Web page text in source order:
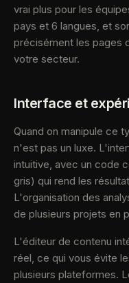
vrai plus pour les
pays et 6 langues, et
précisément les pages
votre secteur.
Interface et
Quand on manipule ce
n'est pas un luxe.
intuitive, avec un code
gris) qui rend les
L'organisation des
de plusieurs projets en
L'éditeur de contenu
réel, ce qui vous évite
plusieurs plateformes.